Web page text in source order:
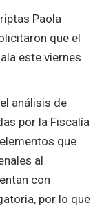
Paola
que el
este viernes
análisis de
por la Fiscalía
que
al
con
por lo que